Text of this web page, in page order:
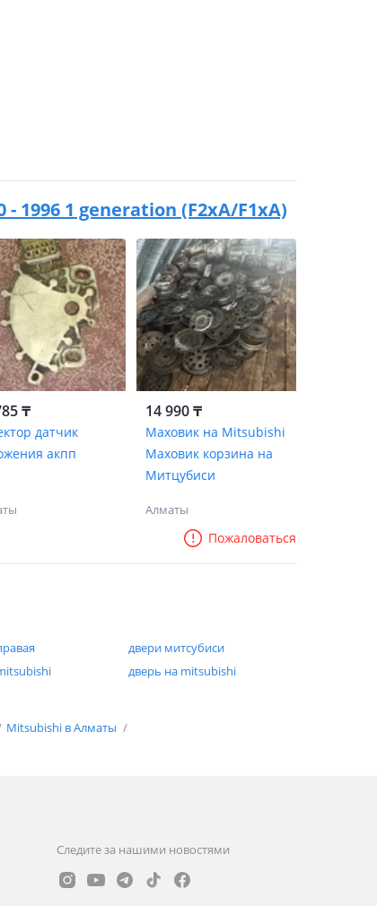
1996 1 generation (F2xA/F1xA)
₸
датчик
акпп
14 990 ₸
Маховик на Mitsubishi
Маховик корзина на
Митцубиси
Алматы
Пожаловаться
двери митсубиси
дверь на mitsubishi
Mitsubishi в Алматы
Следите за нашими новостями